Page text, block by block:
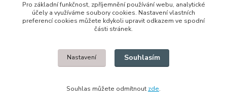
© 2014 - 2025 Díly pro notebooky
Upravit sběr cookies.
Pro základní funkčnost, zpříjemnění používání webu, analytické
účely a využíváme soubory cookies. Nastavení vlastních
preferencí cookies můžete kdykoli upravit odkazem ve spodní
části stránek.
Nastavení Souhlasím
Souhlas můžete odmítnout zde.